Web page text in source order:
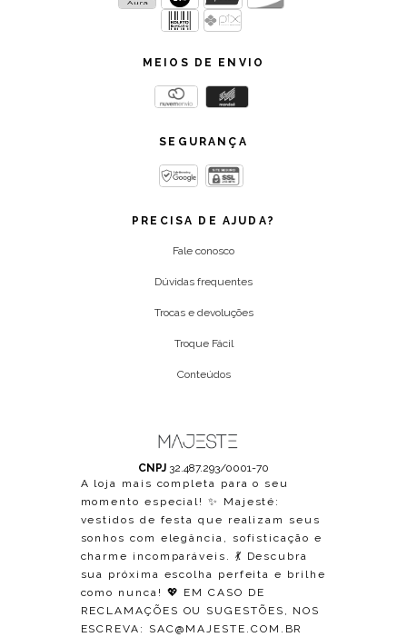
MEIOS DE ENVIO
SEGURANÇA
PRECISA DE AJUDA?
Fale conosco
Dúvidas frequentes
Trocas e devoluções
Troque Fácil
Conteúdos
CNPJ 32.487.293/0001-70
A loja mais completa para o seu
momento especial! ✨ Majesté:
vestidos de festa que realizam seus
sonhos com elegância, sofisticação e
charme incomparáveis. 💃 Descubra
sua próxima escolha perfeita e brilhe
como nunca! 💖 EM CASO DE
RECLAMAÇÕES OU SUGESTÕES, NOS
ESCREVA: SAC@MAJESTE.COM.BR